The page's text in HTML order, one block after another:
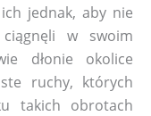
jednak, aby nie
w swoim
dłonie okolice
ruchy, których
takich obrotach